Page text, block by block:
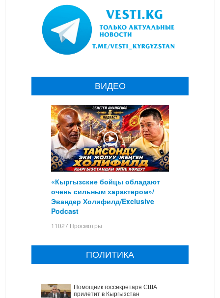
ВИДЕО
«Кыргызские бойцы обладают
очень сильным характером»/
Эвандер Холифилд/Exclusive
Podcast
11027 Просмотры
ПОЛИТИКА
Помощник госсекретаря США
прилетит в Кыргызстан